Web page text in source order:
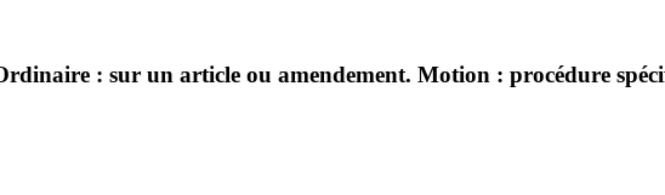
: sur un article ou amendement. Motion : procédure